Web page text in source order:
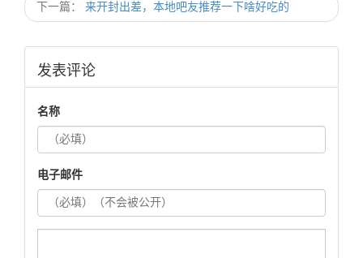
下一篇： 来开封出差，本地吧友推荐一下啥好吃的
发表评论
名称
电子邮件